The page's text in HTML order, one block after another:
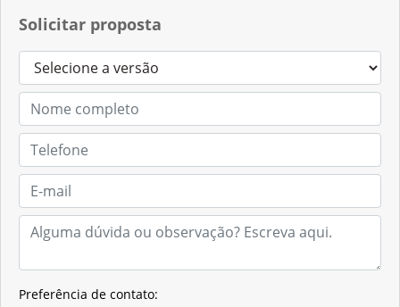
Solicitar proposta
Preferência de contato: